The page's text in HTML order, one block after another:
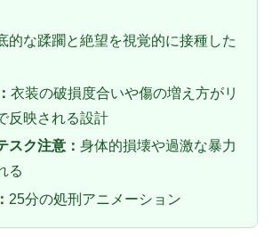
的な蹂躙と絶望を視覚的に接種した
衣装の破損度合いや傷の増え方がリ
反映される設計
スク注意：身体的損壊や過激な暴力
る
25分の処刑アニメーション